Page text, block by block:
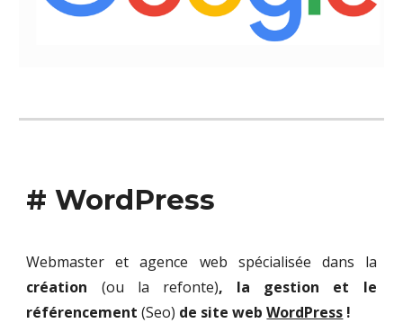
# WordPress
Webmaster et agence web spécialisée dans la
création (ou la refonte), la gestion et le
référencement (Seo) de site webWordPress !